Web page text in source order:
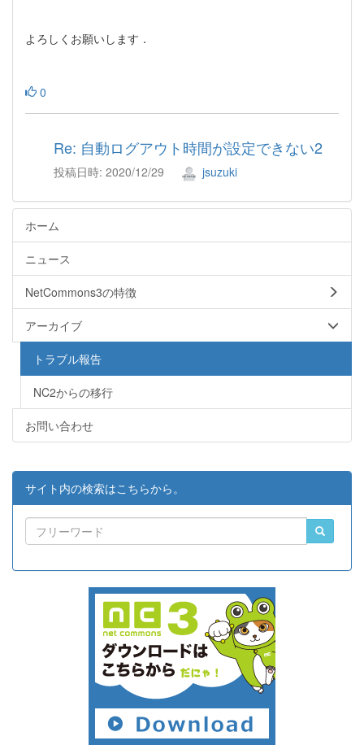
よろしくお願いします．
0
Re: 自動ログアウト時間が設定できない2
投稿日時: 2020/12/29 jsuzuki
ホーム
ニュース
NetCommons3の特徴
アーカイブ
トラブル報告
NC2からの移行
お問い合わせ
サイト内の検索はこちらから。